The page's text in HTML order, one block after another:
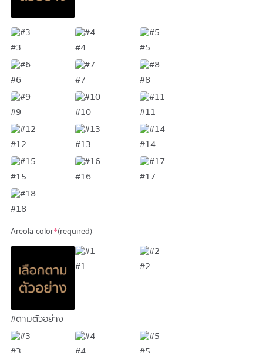
#3 #4 #5
#6 #7 #8
#9 #10 #11
#12 #13 #14
#15 #16 #17
#18
Areola color*(required)
#ตามตัวอย่าง
#1 #2